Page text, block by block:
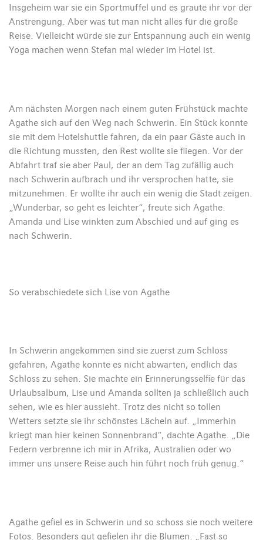
Insgeheim war sie ein Sportmuffel und es graute ihr vor der
Anstrengung. Aber was tut man nicht alles für die große
Reise. Vielleicht würde sie zur Entspannung auch ein wenig
Yoga machen wenn Stefan mal wieder im Hotel ist.
Am nächsten Morgen nach einem guten Frühstück machte
Agathe sich auf den Weg nach Schwerin. Ein Stück konnte
sie mit dem Hotelshuttle fahren, da ein paar Gäste auch in
die Richtung mussten, den Rest wollte sie fliegen. Vor der
Abfahrt traf sie aber Paul, der an dem Tag zufällig auch
nach Schwerin aufbrach und ihr versprochen hatte, sie
mitzunehmen. Er wollte ihr auch ein wenig die Stadt zeigen.
„Wunderbar, so geht es leichter“, freute sich Agathe.
Amanda und Lise winkten zum Abschied und auf ging es
nach Schwerin.
So verabschiedete sich Lise von Agathe
In Schwerin angekommen sind sie zuerst zum Schloss
gefahren, Agathe konnte es nicht abwarten, endlich das
Schloss zu sehen. Sie machte ein Erinnerungsselfie für das
Urlaubsalbum, Lise und Amanda sollten ja schließlich auch
sehen, wie es hier aussieht. Trotz des nicht so tollen
Wetters setzte sie ihr schönstes Lächeln auf. „Immerhin
kriegt man hier keinen Sonnenbrand“, dachte Agathe. „Die
Federn verbrenne ich mir in Afrika, Australien oder wo
immer uns unsere Reise auch hin führt noch früh genug.“
Agathe gefiel es in Schwerin und so schoss sie noch weitere
Fotos. Besonders gut gefielen ihr die Blumen. „Fast so